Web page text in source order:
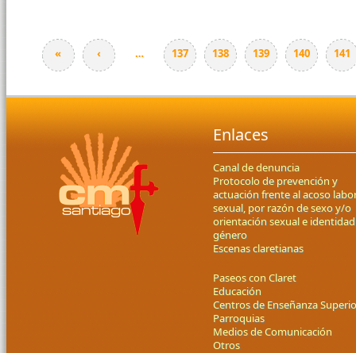
Páginas
« ‹ … 137 138 139 140 141
Enlaces
Canal de denuncia
Protocolo de prevención y
actuación frente al acoso
sexual, por razón de sexo y/o
orientación sexual e
género
Escenas claretianas
Paseos con Claret
Educación
Centros de Enseñanza
Parroquias
Medios de Comunicación
Otros